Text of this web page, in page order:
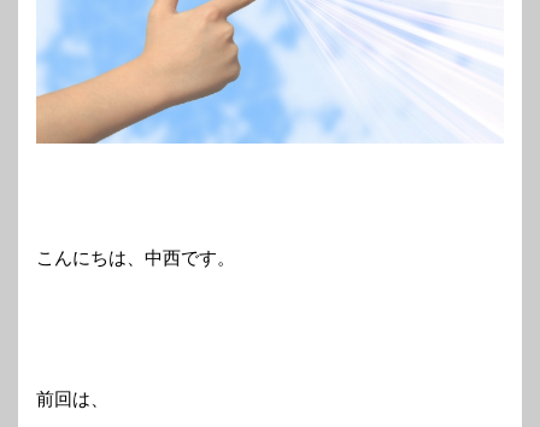
こんにちは、中西です。
前回は、